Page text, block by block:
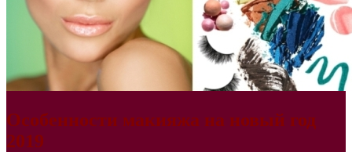
Особенности макияжа на новый год
2019